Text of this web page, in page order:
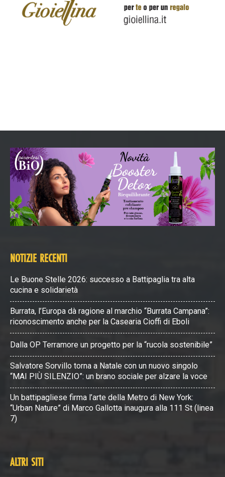
NOTIZIE RECENTI
Le Buone Stelle 2026: successo a Battipaglia tra alta
cucina e solidarietà
Burrata, l’Europa dà ragione al marchio “Burrata Campana”:
riconoscimento anche per la Casearia Cioffi di Eboli
Dalla OP Terramore un progetto per la “rucola sostenibile”
Salvatore Sorvillo torna a Natale con un nuovo singolo
“MAI PIÙ SILENZIO”: un brano sociale per alzare la voce
Un battipagliese firma l’arte della Metro di New York:
“Urban Nature” di Marco Gallotta inaugura alla 111 St (linea
7)
ALTRI SITI